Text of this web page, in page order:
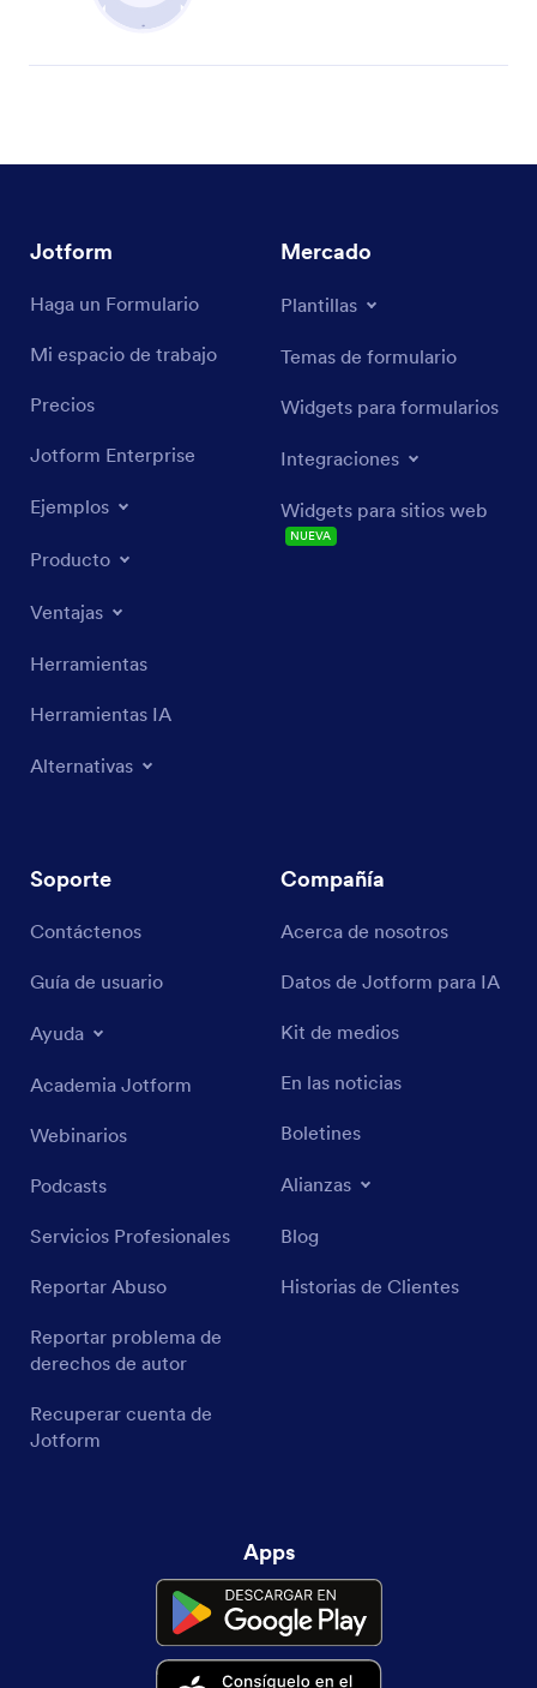
Jotform
Haga un Formulario
Mi espacio de trabajo
Precios
Jotform Enterprise
Ejemplos
Producto
Ventajas
Herramientas
Herramientas IA
Alternativas
Mercado
Plantillas
Temas de formulario
Widgets para formularios
Integraciones
Widgets para sitios web
NUEVA
Soporte
Contáctenos
Guía de usuario
Ayuda
Academia Jotform
Webinarios
Podcasts
Servicios Profesionales
Reportar Abuso
Reportar problema de
derechos de autor
Recuperar cuenta de
Jotform
Compañía
Acerca de nosotros
Datos de Jotform para IA
Kit de medios
En las noticias
Boletines
Alianzas
Blog
Historias de Clientes
Apps